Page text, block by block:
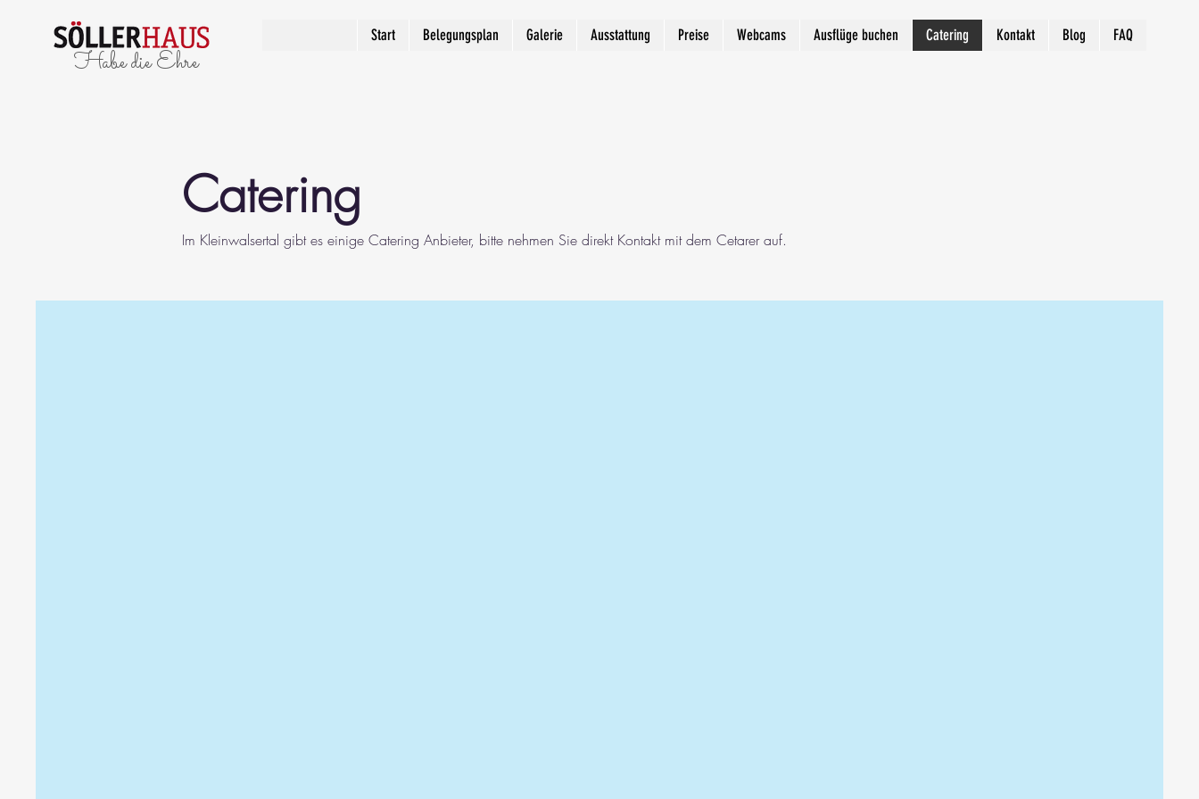
Habe die Ehre
Start Belegungsplan Galerie Ausstattung Preise Webcams Ausflüge buchen Catering Kontakt Blog FAQ
Catering
Im Kleinwalsertal gibt es einige Catering Anbieter, bitte nehmen Sie direkt Kontakt mit dem Cetarer auf.